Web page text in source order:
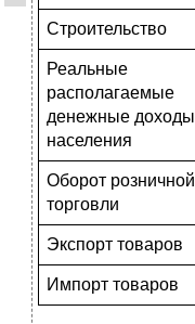
Строительство
Реальные
располагаемые
денежные доходы
населения
Оборот розничной
торговли
Экспорт товаров
Импорт товаров